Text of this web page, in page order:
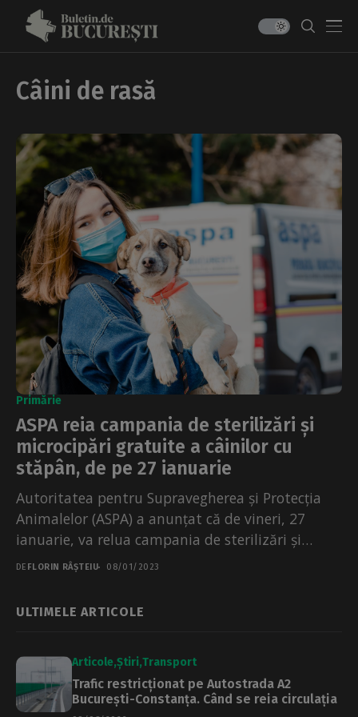
Câini de rasă
Primărie
ASPA reia campania de sterilizări și
microcipări gratuite a câinilor cu
stăpân, de pe 27 ianuarie
Autoritatea pentru Supravegherea și Protecția
Animalelor (ASPA) a anunțat că de vineri, 27
ianuarie, va relua campania de sterilizări și
microcipări gratuite a...
DE FLORIN RÂȘTEIU 08/01/2023
ULTIMELE ARTICOLE
Articole Știri Transport
Trafic restricționat pe Autostrada A2
București-Constanța. Când se reia circulația